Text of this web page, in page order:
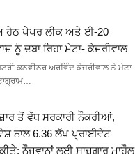
ਹੇਠ ਪੇਪਰ ਲੀਕ ਅਤੇ ਈ-20
ਨੂੰ ਦਬਾ ਰਿਹਾ ਮੇਟਾ- ਕੇਜਰੀਵਾਲ
ਕਨਵੀਨਰ ਅਰਵਿੰਦ ਕੇਜਰੀਵਾਲ ਨੇ ਮੇਟਾ
ਤੋਂ ਵੱਧ ਸਰਕਾਰੀ ਨੌਕਰੀਆਂ,
ਨਾਲ 6.36 ਲੱਖ ਪ੍ਰਾਈਵੇਟ
ਨੌਜਵਾਨਾਂ ਲਈ ਸਾਜ਼ਗਾਰ ਮਾਹੌਲ